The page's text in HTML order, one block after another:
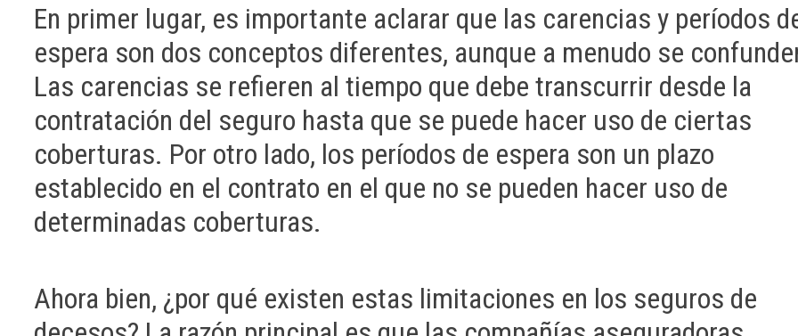
En primer lugar, es importante aclarar que las carencias y períodos
espera son dos conceptos diferentes, aunque a menudo se
Las carencias se refieren al tiempo que debe transcurrir desde la
contratación del seguro hasta que se puede hacer uso de ciertas
coberturas. Por otro lado, los períodos de espera son un plazo
establecido en el contrato en el que no se pueden hacer uso de
determinadas coberturas.
Ahora bien, ¿por qué existen estas limitaciones en los seguros de